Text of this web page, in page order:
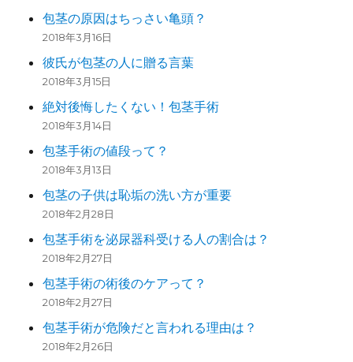
包茎の原因はちっさい亀頭？
2018年3月16日
彼氏が包茎の人に贈る言葉
2018年3月15日
絶対後悔したくない！包茎手術
2018年3月14日
包茎手術の値段って？
2018年3月13日
包茎の子供は恥垢の洗い方が重要
2018年2月28日
包茎手術を泌尿器科受ける人の割合は？
2018年2月27日
包茎手術の術後のケアって？
2018年2月27日
包茎手術が危険だと言われる理由は？
2018年2月26日